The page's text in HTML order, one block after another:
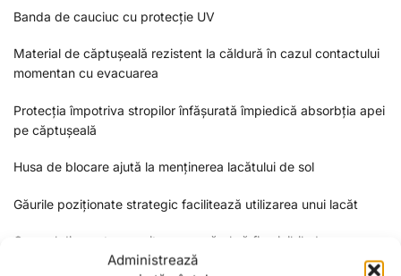
Administrează
Banda de cauciuc cu protecție UV
Material de căptușeală rezistent la căldură în cazul contactului
momentan cu evacuarea
Protecția împotriva stropilor înfășurată împiedică absorbția apei
pe căptușeală
Husa de blocare ajută la menținerea lacătului de sol
Găurile poziționate strategic facilitează utilizarea unui lacăt
Geamul din spate permite ca numărul să fie vizibil, dar o
„drapetă” internă permite acoperirea acestuia